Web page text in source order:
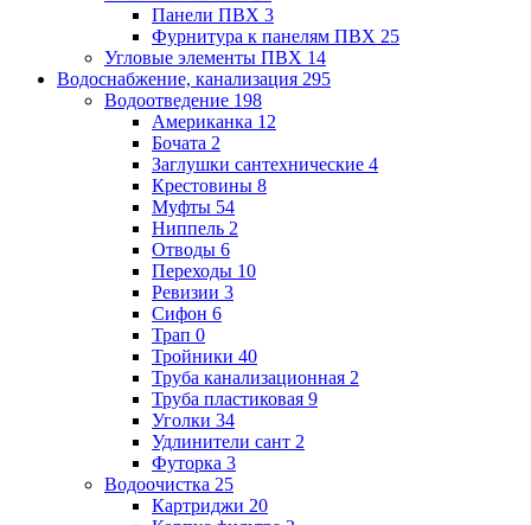
Панели ПВХ 3
Фурнитура к панелям ПВХ 25
Угловые элементы ПВХ 14
Водоснабжение, канализация 295
Водоотведение 198
Американка 12
Бочата 2
Заглушки сантехнические 4
Крестовины 8
Муфты 54
Ниппель 2
Отводы 6
Переходы 10
Ревизии 3
Сифон 6
Трап 0
Тройники 40
Труба канализационная 2
Труба пластиковая 9
Уголки 34
Удлинители сант 2
Футорка 3
Водоочистка 25
Картриджи 20